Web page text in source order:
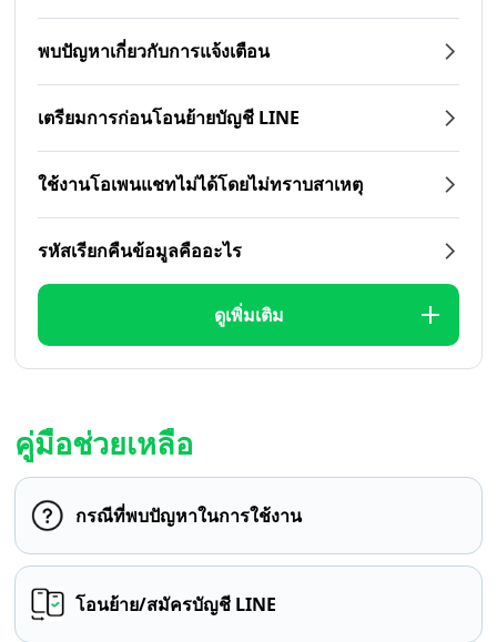
พบปัญหาเกี่ยวกับการแจ้งเตือน
เตรียมการก่อนโอนย้ายบัญชี LINE
ใช้งานโอเพนแชทไม่ได้โดยไม่ทราบสาเหตุ
รหัสเรียกคืนข้อมูลคืออะไร
ดูเพิ่มเติม
คู่มือช่วยเหลือ
กรณีที่พบปัญหาในการใช้งาน
โอนย้าย/สมัครบัญชี LINE